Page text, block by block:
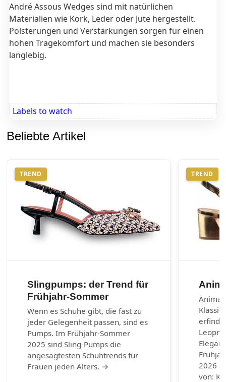
André Assous Wedges sind mit natürlichen
Materialien wie Kork, Leder oder Jute hergestellt.
Polsterungen und Verstärkungen sorgen für einen
hohen Tragekomfort und machen sie besonders
langlebig.
Labels to watch
Beliebte Artikel
TREND
Slingpumps: der Trend für
Frühjahr-Sommer
Wenn es Schuhe gibt, die fast zu
jeder Gelegenheit passen, sind es
Pumps. Im Frühjahr-Sommer
2025 sind Sling-Pumps die
angesagtesten Schuhtrends für
Frauen jeden Alters. →
TREND
2026
von: